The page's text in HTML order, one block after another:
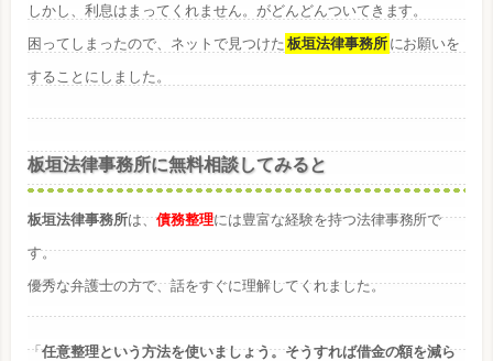
しかし、利息はまってくれません。がどんどんついてきます。
困ってしまったので、ネットで見つけた 板垣法律事務所 にお願いを
することにしました。
板垣法律事務所に無料相談してみると
板垣法律事務所は、債務整理には豊富な経験を持つ法律事務所で
す。
優秀な弁護士の方で、話をすぐに理解してくれました。
「任意整理という方法を使いましょう。そうすれば借金の額を減ら